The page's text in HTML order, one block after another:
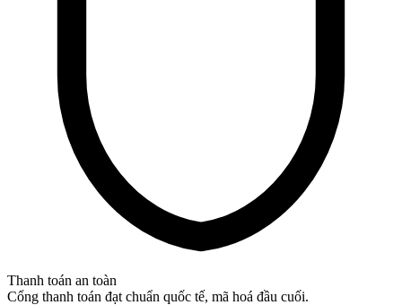
Thanh toán an toàn
Cổng thanh toán đạt chuẩn quốc tế, mã hoá đầu cuối.